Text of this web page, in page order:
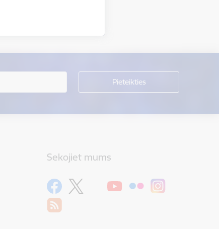
Sekojiet mums